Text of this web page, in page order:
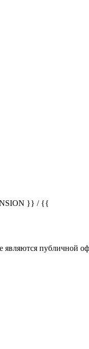
}} / {{
публичной